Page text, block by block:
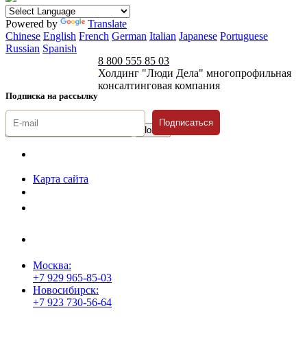
Powered by
Translate
Chinese English French German Italian Japanese Portuguese
Russian Spanish
Подписка на рассылку
8 800 555 85 03
Холдинг "Люди Дела" многопрофильная
консалтинговая компания
Подписаться
Карта сайта
Москва:
+7 929 965-85-03
Новосибирск:
+7 923 730-56-64